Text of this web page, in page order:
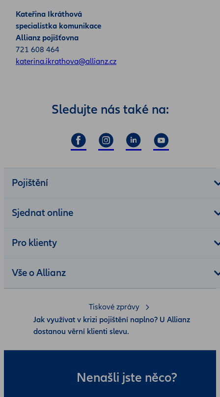
Kateřina Ikráthová
specialistka komunikace
Allianz pojišťovna
721 608 464
katerina.ikrathova@allianz.cz
Sledujte nás také na:
Pojištění
Sjednat online
Pro klienty
Vše o Allianz
Nenašli jste něco?
Tiskové zprávy
Jak využívat v krizi pojištění naplno? U Allianz
dostanou věrní klienti slevu.